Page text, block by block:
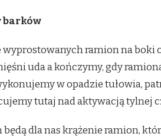
barków
ramion na boki
uda a kończymy, gdy
w opadzie tułowia,
tutaj nad aktywacją tylnej
dla nas krążenie ramion,